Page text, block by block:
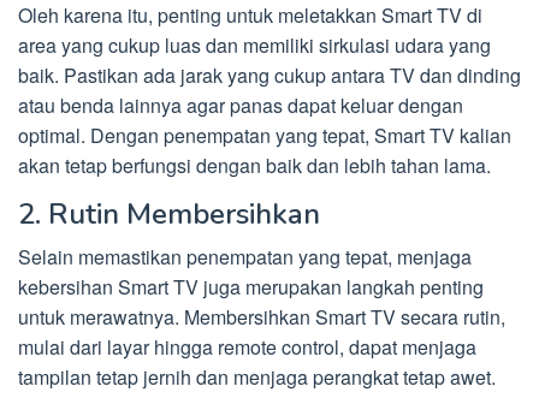
Oleh karena itu, penting untuk meletakkan Smart TV di
area yang cukup luas dan memiliki sirkulasi udara yang
baik. Pastikan ada jarak yang cukup antara TV dan dinding
atau benda lainnya agar panas dapat keluar dengan
optimal. Dengan penempatan yang tepat, Smart TV kalian
akan tetap berfungsi dengan baik dan lebih tahan lama.
2. Rutin Membersihkan
Selain memastikan penempatan yang tepat, menjaga
kebersihan Smart TV juga merupakan langkah penting
untuk merawatnya. Membersihkan Smart TV secara rutin,
mulai dari layar hingga remote control, dapat menjaga
tampilan tetap jernih dan menjaga perangkat tetap awet.